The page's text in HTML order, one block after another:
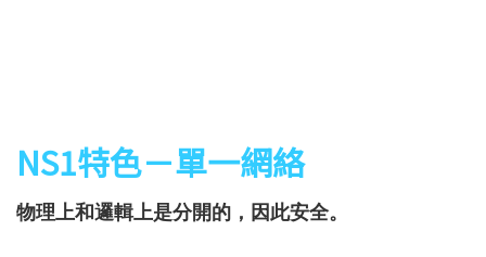
NS1特色－單一網絡
物理上和邏輯上是分開的，因此安全。